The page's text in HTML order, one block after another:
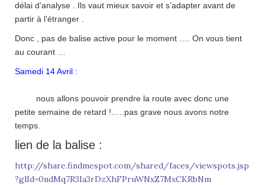
délai d’analyse . Ils vaut mieux savoir et s’adapter avant de
partir à l’étranger .
Donc , pas de balise active pour le moment …. On vous tient
au courant …
Samedi 14 Avril :
nous allons pouvoir prendre la route avec donc une
petite semaine de retard !…..pas grave nous avons notre
temps.
lien de la balise :
http://share.findmespot.com/shared/faces/viewspots.jsp
?glId=0ndMq7R3Ia3rDzXhFPruWNxZ7MxCKRbNm